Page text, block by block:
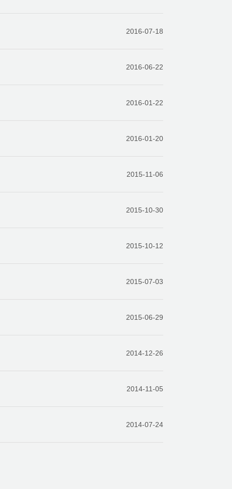
2016-07-18
2016-06-22
2016-01-22
2016-01-20
2015-11-06
2015-10-30
2015-10-12
2015-07-03
2015-06-29
2014-12-26
2014-11-05
2014-07-24